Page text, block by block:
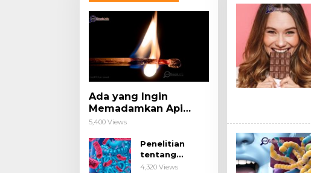
Ada yang Ingin
Memadamkan Api
Impianmu!
5,400 Views
Penelitian
tentang
Probiotik
4,320 Views